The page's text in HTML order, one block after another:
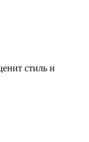
стиль и